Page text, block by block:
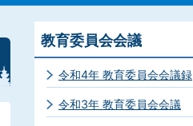
教育委員会会議
令和4年 教育委員会会議録
令和3年 教育委員会会議